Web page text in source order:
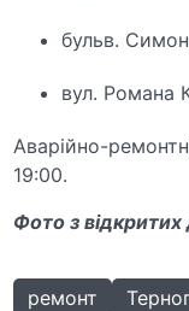
бульв.
вул. Романа
Аварійно-
19:00.
Фото з
ремонт